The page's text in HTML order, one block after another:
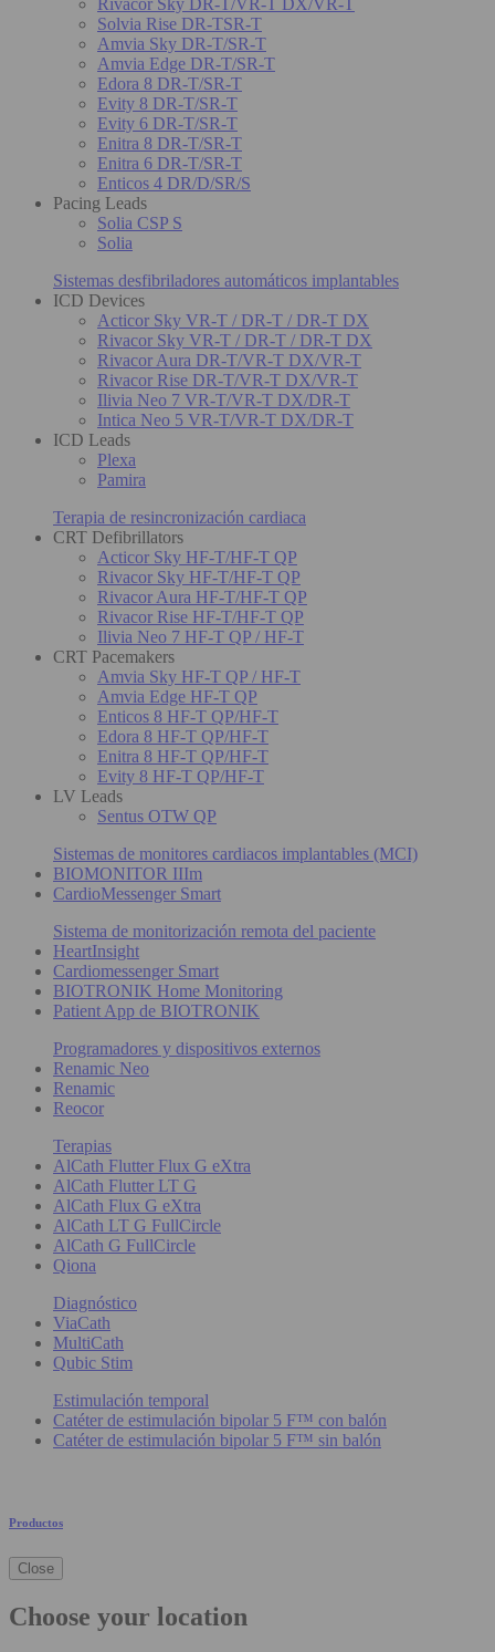
Solvia Rise DR-TSR-T
Amvia Sky DR-T/SR-T
Amvia Edge DR-T/SR-T
Edora 8 DR-T/SR-T
Evity 8 DR-T/SR-T
Evity 6 DR-T/SR-T
Enitra 8 DR-T/SR-T
Enitra 6 DR-T/SR-T
Enticos 4 DR/D/SR/S
Pacing Leads
Solia CSP S
Solia
Sistemas desfibriladores automáticos implantables
ICD Devices
Acticor Sky VR-T / DR-T / DR-T DX
Rivacor Sky VR-T / DR-T / DR-T DX
Rivacor Aura DR-T/VR-T DX/VR-T
Rivacor Rise DR-T/VR-T DX/VR-T
Ilivia Neo 7 VR-T/VR-T DX/DR-T
Intica Neo 5 VR-T/VR-T DX/DR-T
ICD Leads
Plexa
Pamira
Terapia de resincronización cardiaca
CRT Defibrillators
Acticor Sky HF-T/HF-T QP
Rivacor Sky HF-T/HF-T QP
Rivacor Aura HF-T/HF-T QP
Rivacor Rise HF-T/HF-T QP
Ilivia Neo 7 HF-T QP / HF-T
CRT Pacemakers
Amvia Sky HF-T QP / HF-T
Amvia Edge HF-T QP
Enticos 8 HF-T QP/HF-T
Edora 8 HF-T QP/HF-T
Enitra 8 HF-T QP/HF-T
Evity 8 HF-T QP/HF-T
LV Leads
Sentus OTW QP
Sistemas de monitores cardiacos implantables (MCI)
BIOMONITOR IIIm
CardioMessenger Smart
Sistema de monitorización remota del paciente
HeartInsight
Cardiomessenger Smart
BIOTRONIK Home Monitoring
Patient App de BIOTRONIK
Programadores y dispositivos externos
Renamic Neo
Renamic
Reocor
Terapias
AlCath Flutter Flux G eXtra
AlCath Flutter LT G
AlCath Flux G eXtra
AlCath LT G FullCircle
AlCath G FullCircle
Qiona
Diagnóstico
ViaCath
MultiCath
Qubic Stim
Estimulación temporal
Catéter de estimulación bipolar 5 F™ con balón
Catéter de estimulación bipolar 5 F™ sin balón
Productos
Close
Choose your location